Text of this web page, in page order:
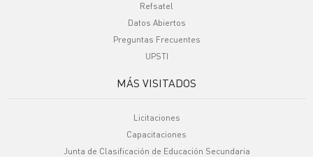
Refsatel
Datos Abiertos
Preguntas Frecuentes
UPSTI
MÁS VISITADOS
Licitaciones
Capacitaciones
Junta de Clasificación de Educación Secundaria